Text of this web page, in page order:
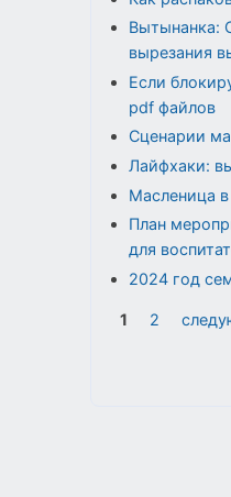
Вытынанка:
вырезания
Если
pdf файлов
Сценарии
Лайфхаки:
Масленица
План
для
2024 год
Страницы
1 2